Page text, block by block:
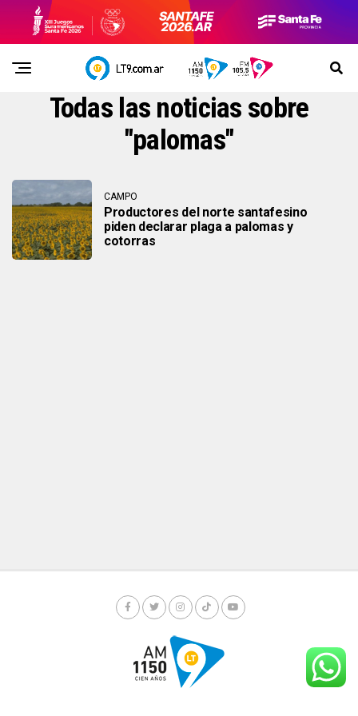
Todas las noticias sobre
"palomas"
CAMPO
Productores del norte santafesino
piden declarar plaga a palomas y
cotorras